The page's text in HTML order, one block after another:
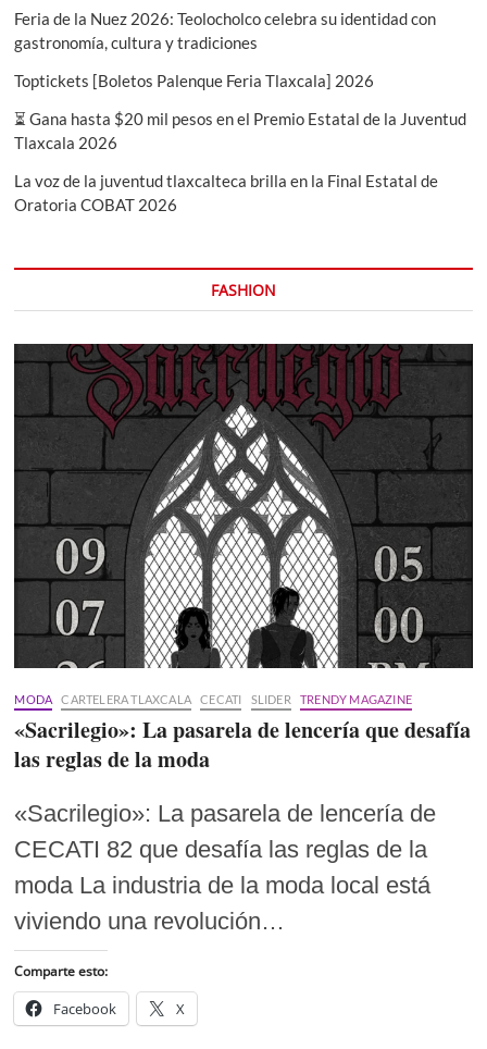
Feria de la Nuez 2026: Teolocholco celebra su identidad con
gastronomía, cultura y tradiciones
Toptickets [Boletos Palenque Feria Tlaxcala] 2026
⏳ Gana hasta $20 mil pesos en el Premio Estatal de la Juventud
Tlaxcala 2026
La voz de la juventud tlaxcalteca brilla en la Final Estatal de
Oratoria COBAT 2026
FASHION
MODA CARTELERA TLAXCALA CECATI SLIDER TRENDY MAGAZINE
«Sacrilegio»: La pasarela de lencería que desafía
las reglas de la moda
«Sacrilegio»: La pasarela de lencería de
CECATI 82 que desafía las reglas de la
moda La industria de la moda local está
viviendo una revolución…
Comparte esto:
Facebook X